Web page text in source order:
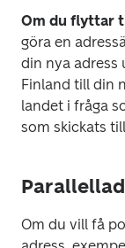
Om du flyttar
göra en
din nya adress
Finland till din
landet i fråga
som skickats
Om du vill få